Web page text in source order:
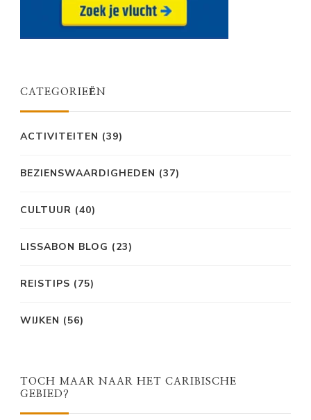
CATEGORIEËN
ACTIVITEITEN (39)
BEZIENSWAARDIGHEDEN (37)
CULTUUR (40)
LISSABON BLOG (23)
REISTIPS (75)
WIJKEN (56)
TOCH MAAR NAAR HET CARIBISCHE
GEBIED?